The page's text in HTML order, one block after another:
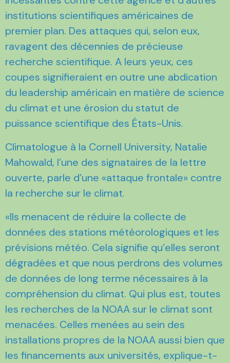
institutions scientifiques américaines de
premier plan. Des attaques qui, selon eux,
ravagent des décennies de précieuse
recherche scientifique. A leurs yeux, ces
coupes signifieraient en outre une abdication
du leadership américain en matière de science
du climat et une érosion du statut de
puissance scientifique des États-Unis.
Climatologue à la Cornell University, Natalie
Mahowald, l’une des signataires de la lettre
ouverte, parle d’une «attaque frontale» contre
la recherche sur le climat.
«Ils menacent de réduire la collecte de
données des stations météorologiques et les
prévisions météo. Cela signifie qu’elles seront
dégradées et que nous perdrons des volumes
de données de long terme nécessaires à la
compréhension du climat. Qui plus est, toutes
les recherches de la NOAA sur le climat sont
menacées. Celles menées au sein des
installations propres de la NOAA aussi bien que
les financements aux universités, explique-t-